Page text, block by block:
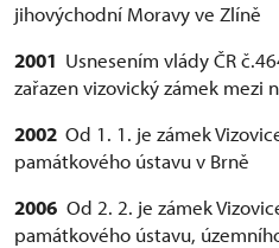
jihovýchodní Moravy ve Zlíně
2001 Usnesením vlády ČR
zařazen vizovický zámek mezi
2002 Od 1. 1. je zámek
památkového ústavu v Brně
2006 Od 2. 2. je zámek
památkového ústavu,